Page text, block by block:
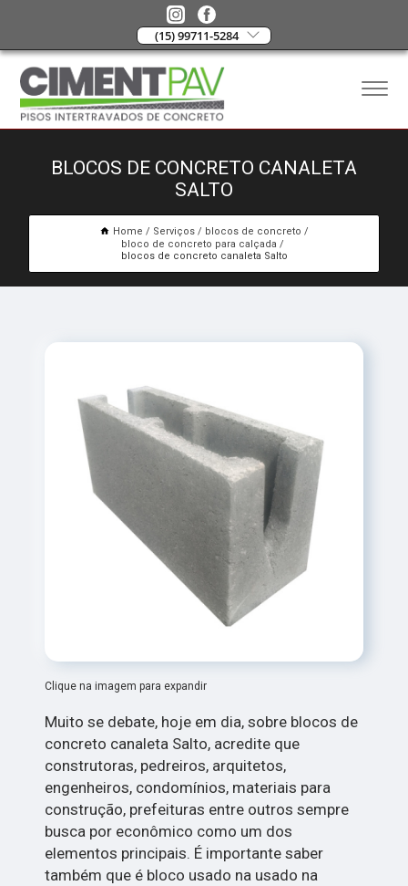
(15) 99711-5284
BLOCOS DE CONCRETO CANALETA
SALTO
Home Serviços
blocos de concreto
bloco de concreto para calçada
blocos de concreto canaleta Salto
Clique na imagem para expandir
Muito se debate, hoje em dia, sobre blocos de
concreto canaleta Salto, acredite que
construtoras, pedreiros, arquitetos,
engenheiros, condomínios, materiais para
construção, prefeituras entre outros sempre
busca por econômico como um dos
elementos principais. É importante saber
também que é bloco usado na usado na